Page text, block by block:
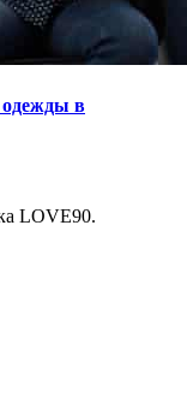
одежды в
LOVE90.